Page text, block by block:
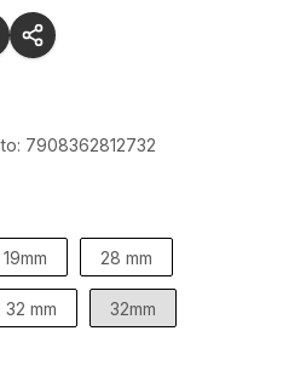
7908362812732
19mm 28 mm
32 mm 32mm